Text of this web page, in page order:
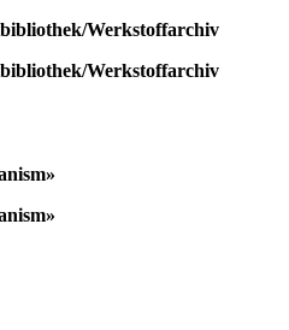
Werkstoffarchiv
Werkstoffarchiv